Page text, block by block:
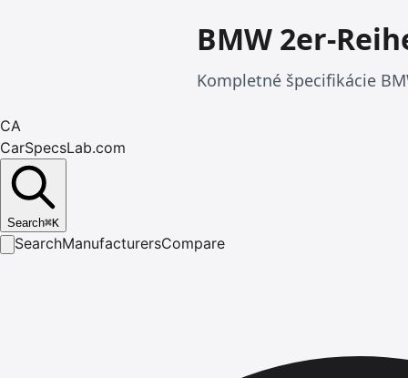
BMW 2er-
Kompletné špecifikácie
CA
CarSpecsLab.com
Search⌘K
SearchManufacturersCompare